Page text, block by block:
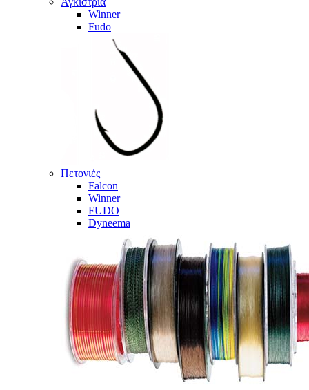
Winner
Fudo
Πετονιές
Falcon
Winner
FUDO
Dyneema